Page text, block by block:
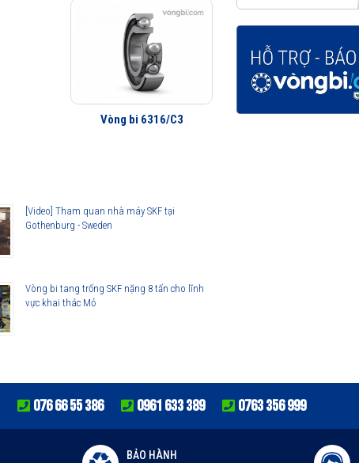
Vòng bi 6316/C3
[Video] Tham quan nhà máy SKF tại
Gothenburg - Sweden
Vòng bi tang trống SKF nặng 8 tấn cho lĩnh
vực khai thác Mỏ
076 66 55 386 0961 633 389 0763 356 999
BẢO HÀNH